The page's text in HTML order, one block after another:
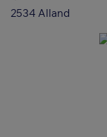
2534 Alland